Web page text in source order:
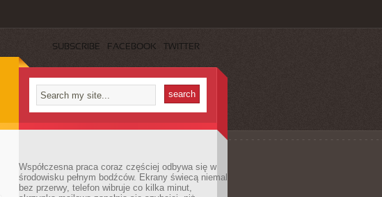
SUBSCRIBE FACEBOOK TWITTER
Współczesna praca coraz częściej odbywa się w
środowisku pełnym bodźców. Ekrany świecą niemal
bez przerwy, telefon wibruje co kilka minut,